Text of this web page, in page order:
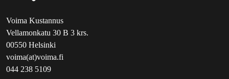
Voima Kustannus
Vellamonkatu 30 B 3 krs.
00550 Helsinki
voima(at)voima.fi
044 238 5109